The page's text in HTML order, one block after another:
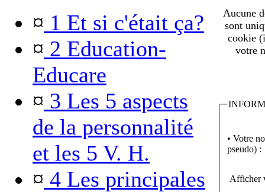
¤ 1 Et si c'était ça?
¤ 2 Education-
Educare
¤ 3 Les 5 aspects
de la personnalité
et les 5 V. H.
¤ 4 Les principales
Aucune
sont
cookie
votre
• Votre
pseudo) :
Afficher